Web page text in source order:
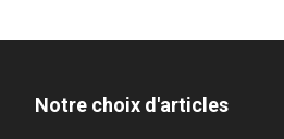
Notre choix d'articles